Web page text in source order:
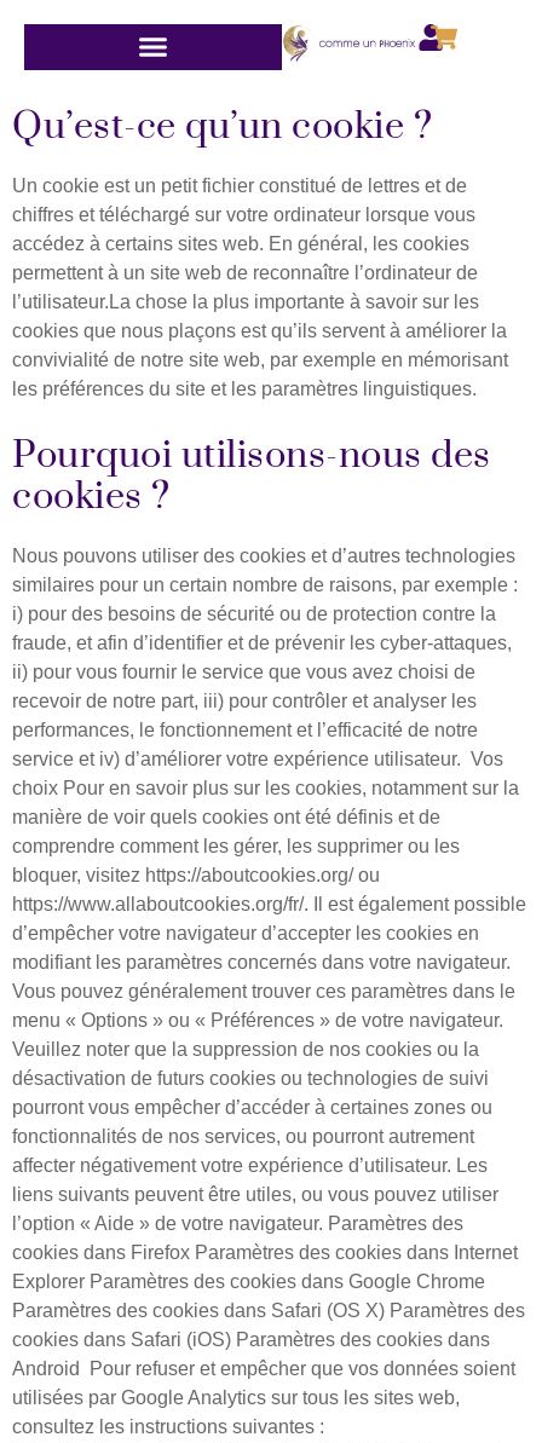
contenu
Qu’est-ce qu’un cookie ?
Un cookie est un petit fichier constitué de lettres et de
chiffres et téléchargé sur votre ordinateur lorsque vous
accédez à certains sites web. En général, les cookies
permettent à un site web de reconnaître l’ordinateur de
l’utilisateur.​La chose la plus importante à savoir sur les
cookies que nous plaçons est qu’ils servent à améliorer la
convivialité de notre site web, par exemple en mémorisant
les préférences du site et les paramètres linguistiques. ​
Pourquoi utilisons-nous des
cookies ?
Nous pouvons utiliser des cookies et d’autres technologies
similaires pour un certain nombre de raisons, par exemple :
i) pour des besoins de sécurité ou de protection contre la
fraude, et afin d’identifier et de prévenir les cyber-attaques,
ii) pour vous fournir le service que vous avez choisi de
recevoir de notre part, iii) pour contrôler et analyser les
performances, le fonctionnement et l’efficacité de notre
service et iv) d’améliorer votre expérience utilisateur. ​ Vos
choix Pour en savoir plus sur les cookies, notamment sur la
manière de voir quels cookies ont été définis et de
comprendre comment les gérer, les supprimer ou les
bloquer, visitez https://aboutcookies.org/ ou
https://www.allaboutcookies.org/fr/. Il est également possible
d’empêcher votre navigateur d’accepter les cookies en
modifiant les paramètres concernés dans votre navigateur.
Vous pouvez généralement trouver ces paramètres dans le
menu « Options » ou « Préférences » de votre navigateur.
Veuillez noter que la suppression de nos cookies ou la
désactivation de futurs cookies ou technologies de suivi
pourront vous empêcher d’accéder à certaines zones ou
fonctionnalités de nos services, ou pourront autrement
affecter négativement votre expérience d’utilisateur. Les
liens suivants peuvent être utiles, ou vous pouvez utiliser
l’option « Aide » de votre navigateur. Paramètres des
cookies dans Firefox Paramètres des cookies dans Internet
Explorer Paramètres des cookies dans Google Chrome
Paramètres des cookies dans Safari (OS X) Paramètres des
cookies dans Safari (iOS) Paramètres des cookies dans
Android ​ Pour refuser et empêcher que vos données soient
utilisées par Google Analytics sur tous les sites web,
consultez les instructions suivantes :